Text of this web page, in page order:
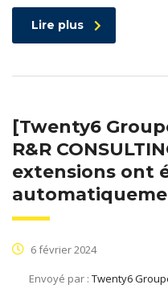
Lire plus
[Twenty6
R&R
extensions ont
6 février 2024
Envoyé par : Twenty6